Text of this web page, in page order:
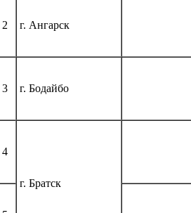
2 г. Ангарск
3 г. Бодайбо
4
г. Братск